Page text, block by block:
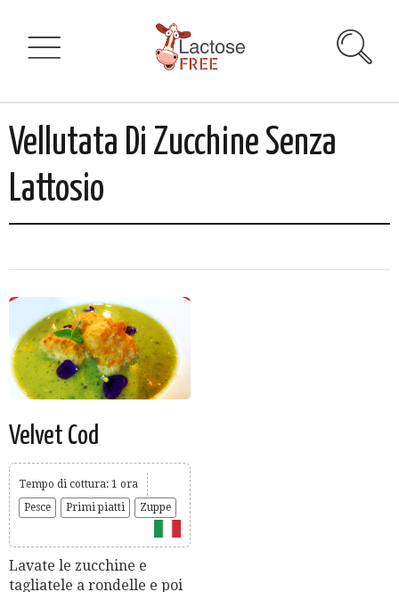
Vellutata Di Zucchine Senza
Lattosio
Velvet Cod
Tempo di cottura: 1 ora
Pesce
Primi piatti Zuppe
Lavate le zucchine e
tagliatele a rondelle e poi